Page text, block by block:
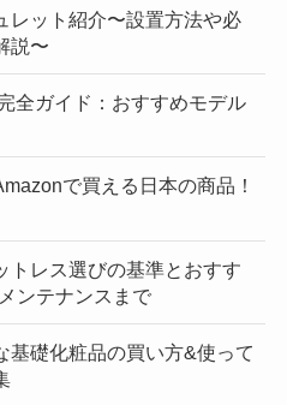
レット紹介〜設置方法や必
説〜
全ガイド：おすすめモデル
で買える日本の商品！
トレス選びの基準とおすす
ンテナンスまで
基礎化粧品の買い方&使って